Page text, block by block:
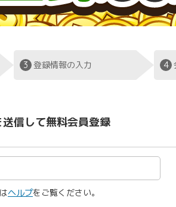
3 登録情報の入力 4
信して無料会員登録
ヘルプをご覧ください。